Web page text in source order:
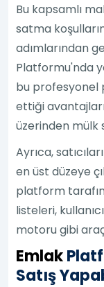
Bu kapsamlı
satma
adımlarından
Platformu'nda
bu profesyonel
ettiği
üzerinden mülk
Ayrıca,
en üst düzeye
platform
listeleri,
motoru gibi
Emlak
Satış